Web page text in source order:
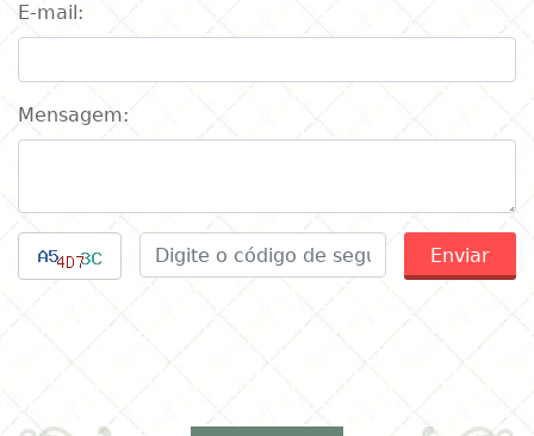
E-mail:
Mensagem:
Enviar